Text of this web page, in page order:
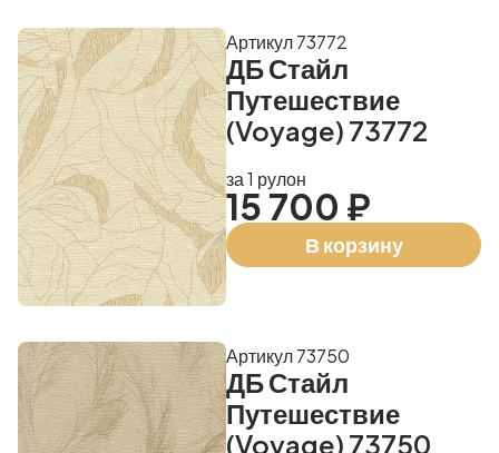
ДБ Стайл
Путешествие
(Voyage) 73772
Артикул 73772
за 1 рулон
15 700 ₽
В корзину
ДБ Стайл
Путешествие
(Voyage) 73750
Артикул 73750